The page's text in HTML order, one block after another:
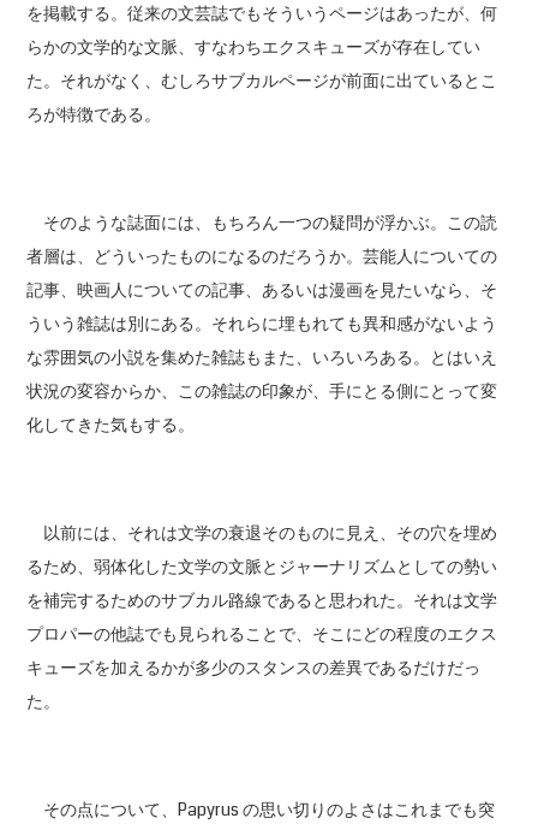
を掲載する。従来の文芸誌でもそういうページはあったが、何
らかの文学的な文脈、すなわちエクスキューズが存在してい
た。それがなく、むしろサブカルページが前面に出ているとこ
ろが特徴である。
そのような誌面には、もちろん一つの疑問が浮かぶ。この読
者層は、どういったものになるのだろうか。芸能人についての
記事、映画人についての記事、あるいは漫画を見たいなら、そ
ういう雑誌は別にある。それらに埋もれても異和感がないよう
な雰囲気の小説を集めた雑誌もまた、いろいろある。とはいえ
状況の変容からか、この雑誌の印象が、手にとる側にとって変
化してきた気もする。
以前には、それは文学の衰退そのものに見え、その穴を埋め
るため、弱体化した文学の文脈とジャーナリズムとしての勢い
を補完するためのサブカル路線であると思われた。それは文学
プロパーの他誌でも見られることで、そこにどの程度のエクス
キューズを加えるかが多少のスタンスの差異であるだけだっ
た。
その点について、Papyrus の思い切りのよさはこれまでも突